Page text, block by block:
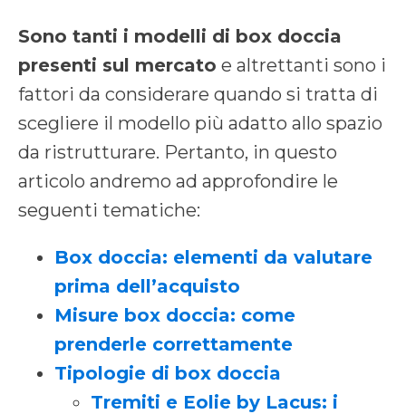
Sono tanti i modelli di box doccia
presenti sul mercato e altrettanti sono i
fattori da considerare quando si tratta di
scegliere il modello più adatto allo spazio
da ristrutturare. Pertanto, in questo
articolo andremo ad approfondire le
seguenti tematiche:
Box doccia: elementi da valutare
prima dell’acquisto
Misure box doccia: come
prenderle correttamente
Tipologie di box doccia
Tremiti e Eolie by Lacus: i